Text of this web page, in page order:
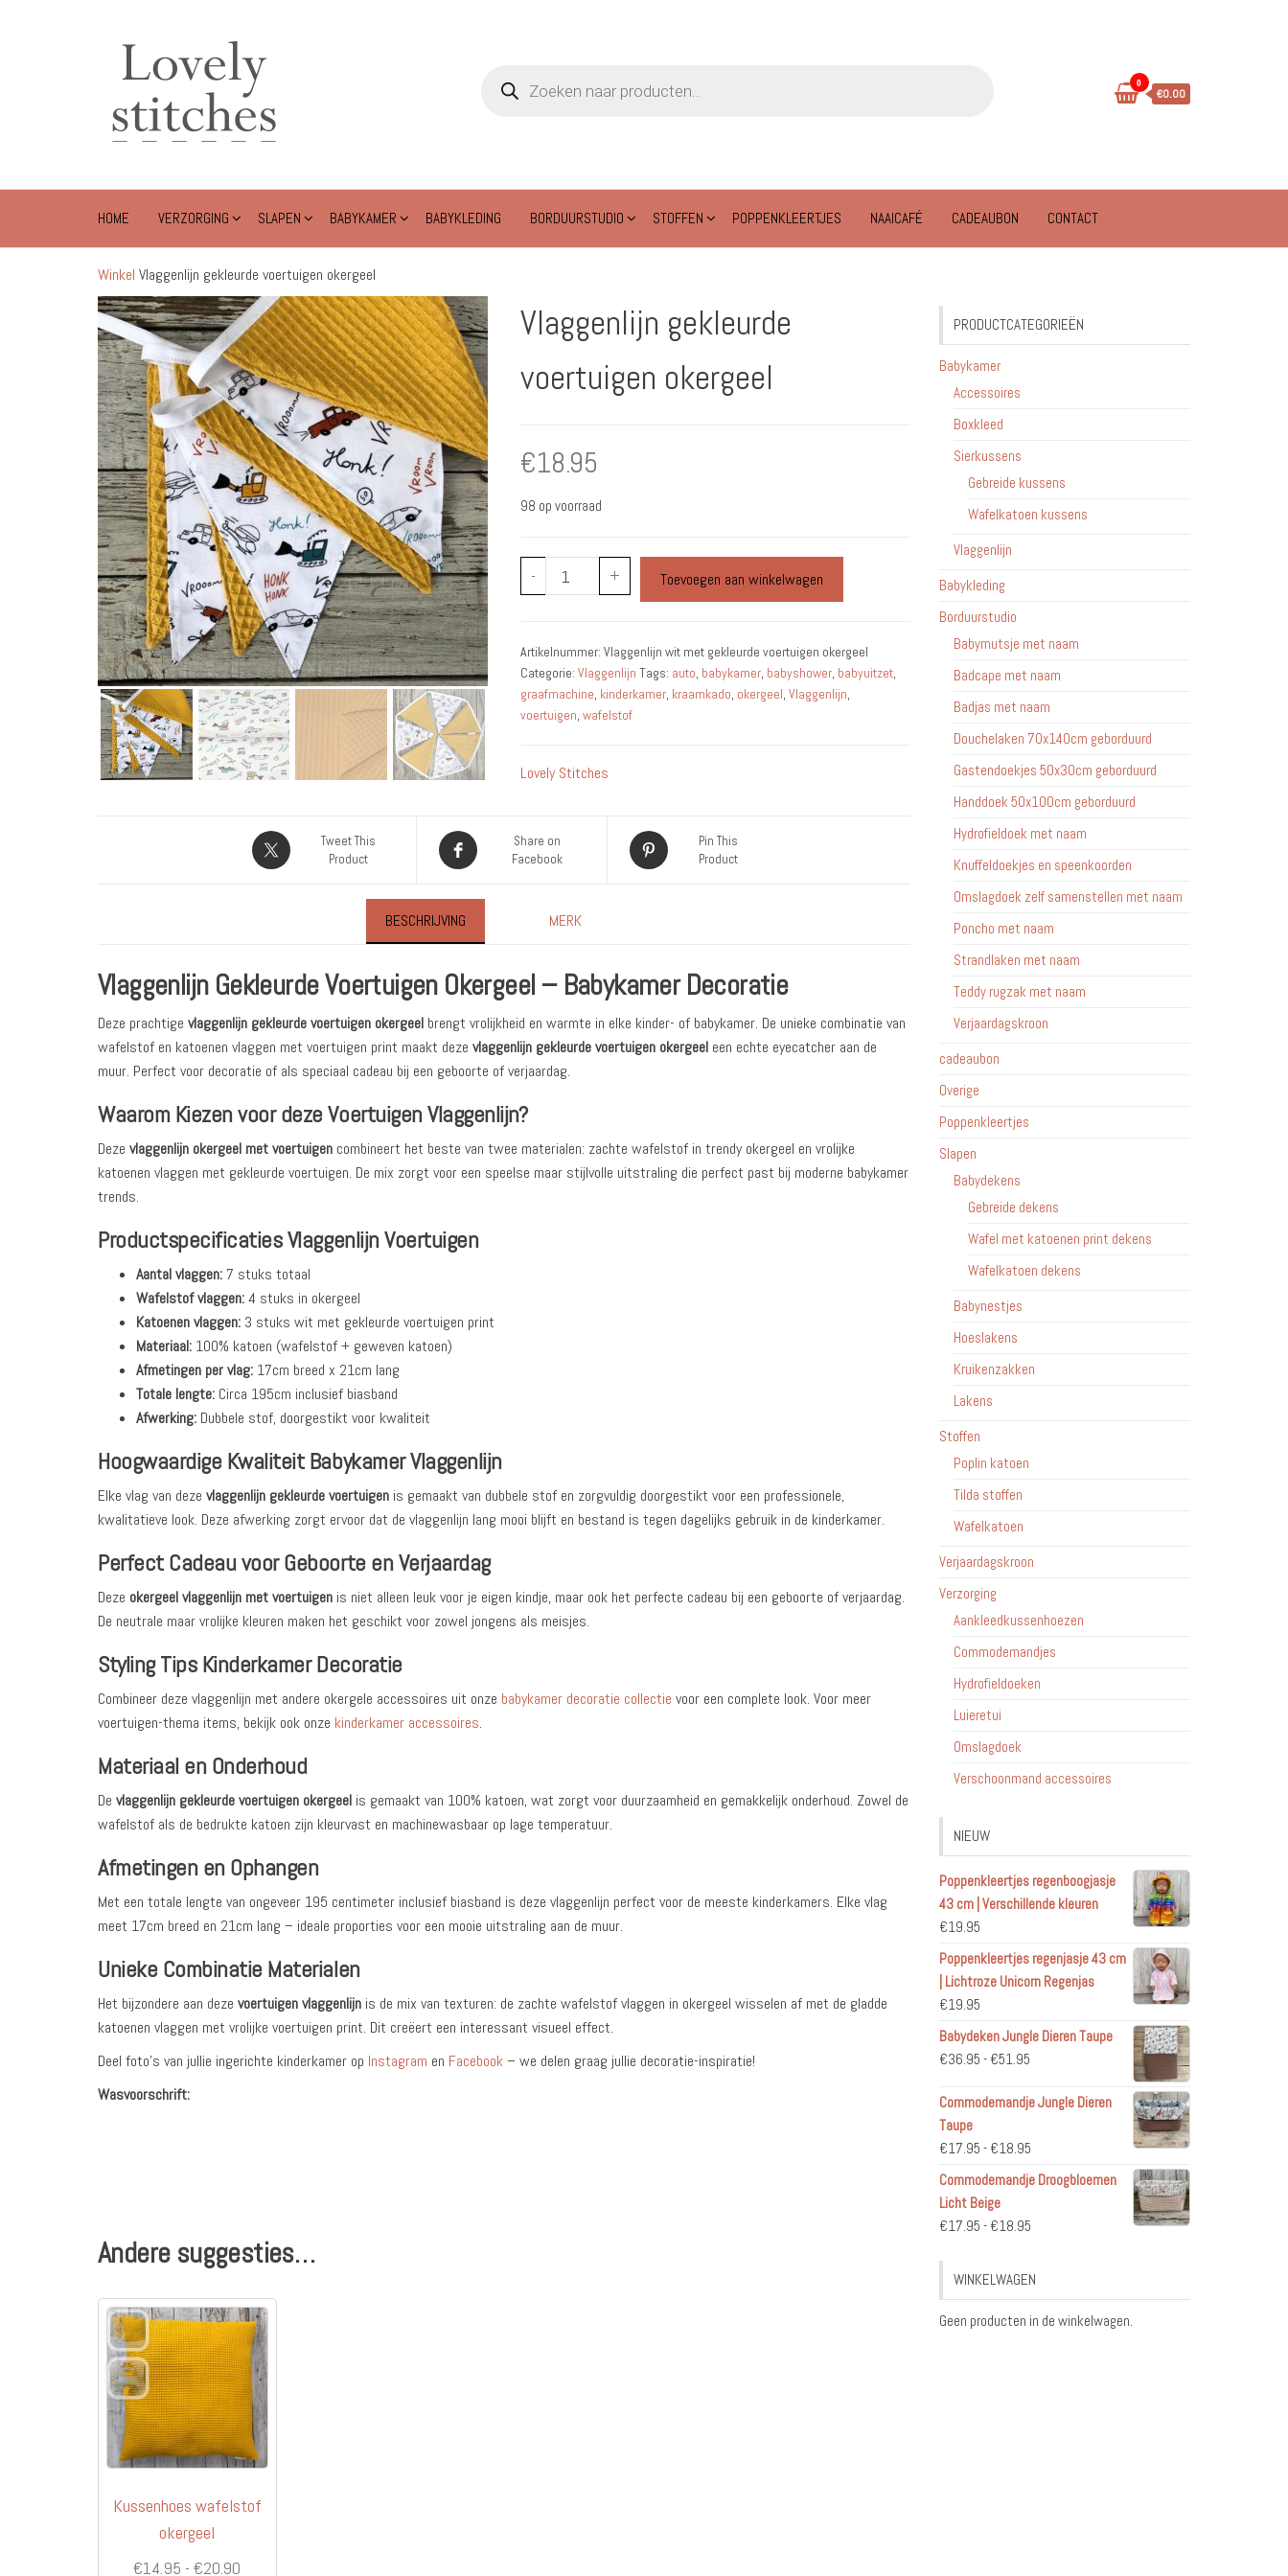
zoeken 0
€0.00
HOME VERZORGING SLAPEN BABYKAMER BABYKLEDING BORDUURSTUDIO STOFFEN POPPENKLEERTJES NAAICAFÉ CADEAUBON CONTACT
Winkel Vlaggenlijn gekleurde voertuigen okergeel
Vlaggenlijn gekleurde
voertuigen okergeel
€18.95
98 op voorraad
-
Vlaggenlijn
gekleurde
aantal
+ Toevoegen aan winkelwagen
Artikelnummer: Vlaggenlijn wit met gekleurde voertuigen okergeel
Categorie: Vlaggenlijn Tags: auto, babykamer, babyshower, babyuitzet,
graafmachine, kinderkamer, kraamkado, okergeel, Vlaggenlijn,
voertuigen, wafelstof
Lovely Stitches
Tweet This
Product
Share on
Facebook
Pin This
Product
BESCHRIJVING MERK
Vlaggenlijn Gekleurde Voertuigen Okergeel – Babykamer Decoratie
Deze prachtige vlaggenlijn gekleurde voertuigen okergeel brengt vrolijkheid en warmte in elke kinder- of babykamer. De unieke combinatie van
wafelstof en katoenen vlaggen met voertuigen print maakt deze vlaggenlijn gekleurde voertuigen okergeel een echte eyecatcher aan de
muur. Perfect voor decoratie of als speciaal cadeau bij een geboorte of verjaardag.
Waarom Kiezen voor deze Voertuigen Vlaggenlijn?
Deze vlaggenlijn okergeel met voertuigen combineert het beste van twee materialen: zachte wafelstof in trendy okergeel en vrolijke
katoenen vlaggen met gekleurde voertuigen. De mix zorgt voor een speelse maar stijlvolle uitstraling die perfect past bij moderne babykamer
trends.
Productspecificaties Vlaggenlijn Voertuigen
Aantal vlaggen: 7 stuks totaal
Wafelstof vlaggen:4 stuks in okergeel
Katoenen vlaggen: 3 stuks wit met gekleurde voertuigen print
Materiaal: 100% katoen (wafelstof + geweven katoen)
Afmetingen per vlag: 17cm breed x 21cm lang
Totale lengte: Circa 195cm inclusief biasband
Afwerking: Dubbele stof, doorgestikt voor kwaliteit
Hoogwaardige Kwaliteit Babykamer Vlaggenlijn
Elke vlag van deze vlaggenlijn gekleurde voertuigen is gemaakt van dubbele stof en zorgvuldig doorgestikt voor een professionele,
kwalitatieve look. Deze afwerking zorgt ervoor dat de vlaggenlijn lang mooi blijft en bestand is tegen dagelijks gebruik in de kinderkamer.
Perfect Cadeau voor Geboorte en Verjaardag
Deze okergeel vlaggenlijn met voertuigen is niet alleen leuk voor je eigen kindje, maar ook het perfecte cadeau bij een geboorte of verjaardag.
De neutrale maar vrolijke kleuren maken het geschikt voor zowel jongens als meisjes.
Styling Tips Kinderkamer Decoratie
Combineer deze vlaggenlijn met andere okergele accessoires uit onze babykamer decoratie collectie voor een complete look. Voor meer
voertuigen-thema items, bekijk ook onze kinderkamer accessoires.
Materiaal en Onderhoud
De vlaggenlijn gekleurde voertuigen okergeel is gemaakt van 100% katoen, wat zorgt voor duurzaamheid en gemakkelijk onderhoud. Zowel de
wafelstof als de bedrukte katoen zijn kleurvast en machinewasbaar op lage temperatuur.
Afmetingen en Ophangen
Met een totale lengte van ongeveer 195 centimeter inclusief biasband is deze vlaggenlijn perfect voor de meeste kinderkamers. Elke vlag
meet 17cm breed en 21cm lang – ideale proporties voor een mooie uitstraling aan de muur.
Unieke Combinatie Materialen
Het bijzondere aan deze voertuigen vlaggenlijn is de mix van texturen: de zachte wafelstof vlaggen in okergeel wisselen af met de gladde
katoenen vlaggen met vrolijke voertuigen print. Dit creëert een interessant visueel effect.
Deel foto’s van jullie ingerichte kinderkamer op Instagram en Facebook– we delen graag jullie decoratie-inspiratie!
Wasvoorschrift:
Andere suggesties…
Kussenhoes wafelstof
okergeel
€14.95 - €20.90
PRODUCTCATEGORIEËN
Babykamer
Accessoires
Boxkleed
Sierkussens
Gebreide kussens
Wafelkatoen kussens
Vlaggenlijn
Babykleding
Borduurstudio
Babymutsje met naam
Badcape met naam
Badjas met naam
Douchelaken 70x140cm geborduurd
Gastendoekjes 50x30cm geborduurd
Handdoek 50x100cm geborduurd
Hydrofieldoek met naam
Knuffeldoekjes en speenkoorden
Omslagdoek zelf samenstellen met naam
Poncho met naam
Strandlaken met naam
Teddy rugzak met naam
Verjaardagskroon
cadeaubon
Overige
Poppenkleertjes
Slapen
Babydekens
Gebreide dekens
Wafel met katoenen print dekens
Wafelkatoen dekens
Babynestjes
Hoeslakens
Kruikenzakken
Lakens
Stoffen
Poplin katoen
Tilda stoffen
Wafelkatoen
Verjaardagskroon
Verzorging
Aankleedkussenhoezen
Commodemandjes
Hydrofieldoeken
Luieretui
Omslagdoek
Verschoonmand accessoires
NIEUW
Poppenkleertjes regenboogjasje
43 cm | Verschillende kleuren
€19.95
Poppenkleertjes regenjasje 43 cm
| Lichtroze Unicorn Regenjas
€19.95
Babydeken Jungle Dieren Taupe
€36.95 - €51.95Prijsklasse:
tot
Commodemandje Jungle Dieren
Taupe
€17.95 - €18.95Prijsklasse:
€17.95
€18.95
Commodemandje Droogbloemen
Licht Beige
€17.95 - €18.95Prijsklasse:
tot
WINKELWAGEN
Geen producten in de winkelwagen.